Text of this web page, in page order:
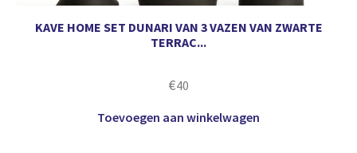
KAVE HOME SET DUNARI VAN 3 VAZEN VAN ZWARTE
TERRAC...
€40
Toevoegen aan winkelwagen